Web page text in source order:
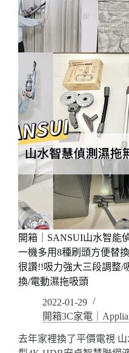
開箱｜SANSUI山水智能
一機多用8種刷頭方便替
很讚!!吸力強大三段調整/
換/電動濕拖吸頭
2022-01-29
開箱3C家電｜
去年家裡換了平價電視